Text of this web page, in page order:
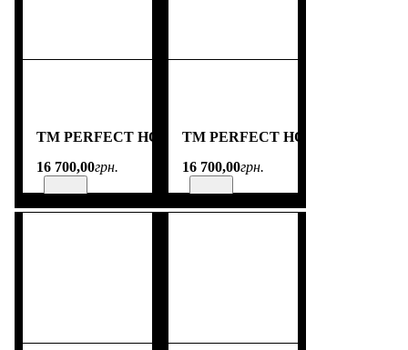
TM PERFECT HOME
16 700,00грн.
TM PERFECT HOME
16 700,00грн.